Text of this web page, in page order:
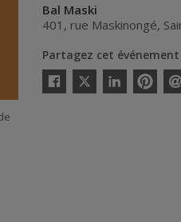
Bal Maski
401, rue Maskinongé,
Partagez cet événement
Facebook
Twitter
LinkedinPinterest